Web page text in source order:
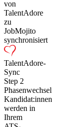
von
TalentAdore
zu
JobMojito
synchronisiert
TalentAdore-
Sync
Step 2
Phasenwechsel
Kandidat:innen
werden in
Ihrem